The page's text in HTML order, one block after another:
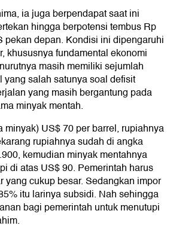
ia juga berpendapat saat ini
hingga berpotensi tembus Rp
pekan depan. Kondisi ini dipengaruhi
khususnya fundamental ekonomi
masih memiliki sejumlah
yang salah satunya soal defisit
yang masih bergantung pada
minyak mentah.
minyak) US$ 70 per barrel, rupiahnya
rupiahnya sudah di angka
kemudian minyak mentahnya
di atas US$ 90. Pemerintah harus
yang cukup besar. Sedangkan impor
itu larinya subsidi. Nah sehingga
bagi pemerintah untuk menutupi